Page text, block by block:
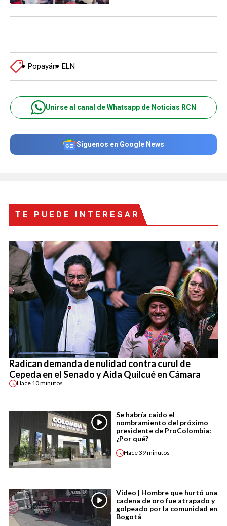
Popayán ELN
Unirse al canal de Whatsapp de Noticias RCN
Síguenos en Google News
TE PUEDE INTERESAR
Radican demanda de nulidad contra curul de
Cepeda en el Senado y Aida Quilcué en Cámara
Hace 10 minutos
Se habría caído el
nombramiento del próximo
presidente de ProColombia:
¿Por qué?
Hace39 minutos
Video | Hombre que hurtó una
cadena de oro fue atrapado y
golpeado por la comunidad en
Bogotá